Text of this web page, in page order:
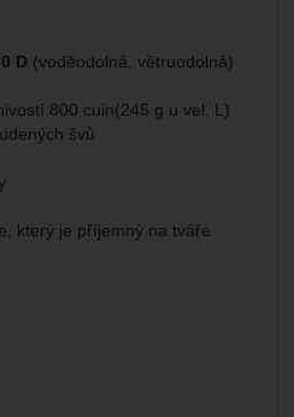
D (voděodolná, větruodolná)
800 cuin(245 g u vel. L)
švů
který je příjemný na tváře